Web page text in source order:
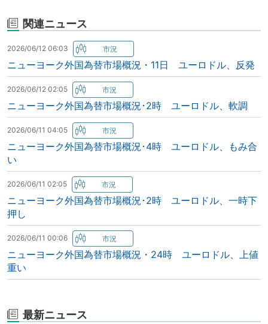
関連ニュース
2026/06/12 06:03
ニューヨーク外国為替市場概況・11日 ユーロドル、反発
2026/06/12 02:05
ニューヨーク外国為替市場概況･2時 ユーロドル、軟調
2026/06/11 04:05
ニューヨーク外国為替市場概況･4時 ユーロドル、もみ合
い
2026/06/11 02:05
ニューヨーク外国為替市場概況･2時 ユーロドル、一時下
押し
2026/06/11 00:06
ニューヨーク外国為替市場概況・24時 ユーロドル、上値
重い
最新ニュース